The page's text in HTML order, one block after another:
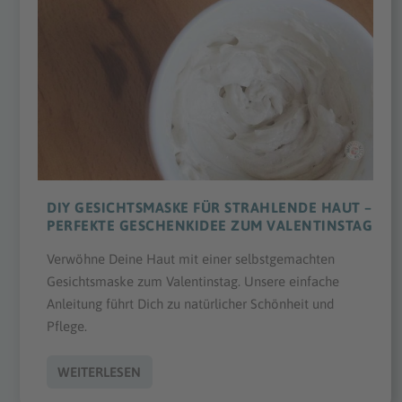
DIY GESICHTSMASKE FÜR STRAHLENDE HAUT –
PERFEKTE GESCHENKIDEE ZUM VALENTINSTAG
Verwöhne Deine Haut mit einer selbstgemachten
Gesichtsmaske zum Valentinstag. Unsere einfache
Anleitung führt Dich zu natürlicher Schönheit und
Pflege.
WEITERLESEN